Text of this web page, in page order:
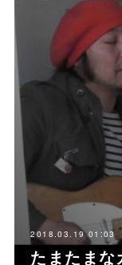
2018.03.19 01:03
たまたまな